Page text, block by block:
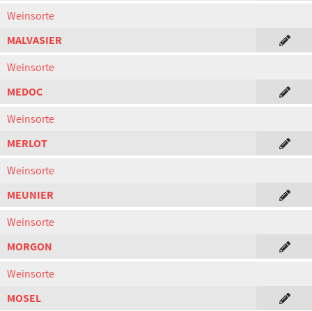
Weinsorte
MALVASIER
Weinsorte
MEDOC
Weinsorte
MERLOT
Weinsorte
MEUNIER
Weinsorte
MORGON
Weinsorte
MOSEL